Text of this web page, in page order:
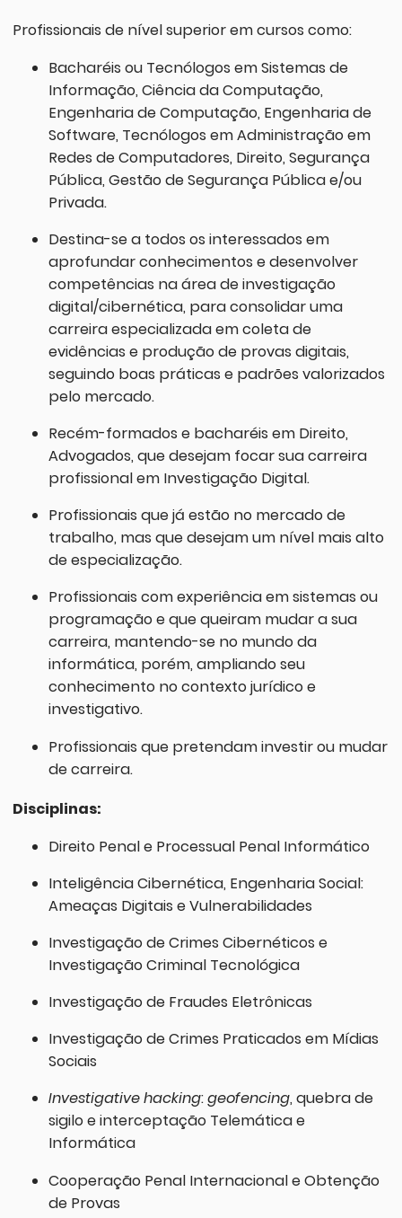
Profissionais de nível superior em cursos como:
Bacharéis ou Tecnólogos em Sistemas de
Informação, Ciência da Computação,
Engenharia de Computação, Engenharia de
Software, Tecnólogos em Administração em
Redes de Computadores, Direito, Segurança
Pública, Gestão de Segurança Pública e/ou
Privada.
Destina-se a todos os interessados em
aprofundar conhecimentos e desenvolver
competências na área de investigação
digital/cibernética, para consolidar uma
carreira especializada em coleta de
evidências e produção de provas digitais,
seguindo boas práticas e padrões valorizados
pelo mercado.
Recém-formados e bacharéis em Direito,
Advogados, que desejam focar sua carreira
profissional em Investigação Digital.
Profissionais que já estão no mercado de
trabalho, mas que desejam um nível mais alto
de especialização.
Profissionais com experiência em sistemas ou
programação e que queiram mudar a sua
carreira, mantendo-se no mundo da
informática, porém, ampliando seu
conhecimento no contexto jurídico e
investigativo.
Profissionais que pretendam investir ou mudar
de carreira.
Disciplinas:
Direito Penal e Processual Penal Informático
Inteligência Cibernética, Engenharia Social:
Ameaças Digitais e Vulnerabilidades
Investigação de Crimes Cibernéticos e
Investigação Criminal Tecnológica
Investigação de Fraudes Eletrônicas
Investigação de Crimes Praticados em Mídias
Sociais
Investigative hacking:geofencing, quebra de
sigilo e interceptação Telemática e
Informática
Cooperação Penal Internacional e Obtenção
de Provas